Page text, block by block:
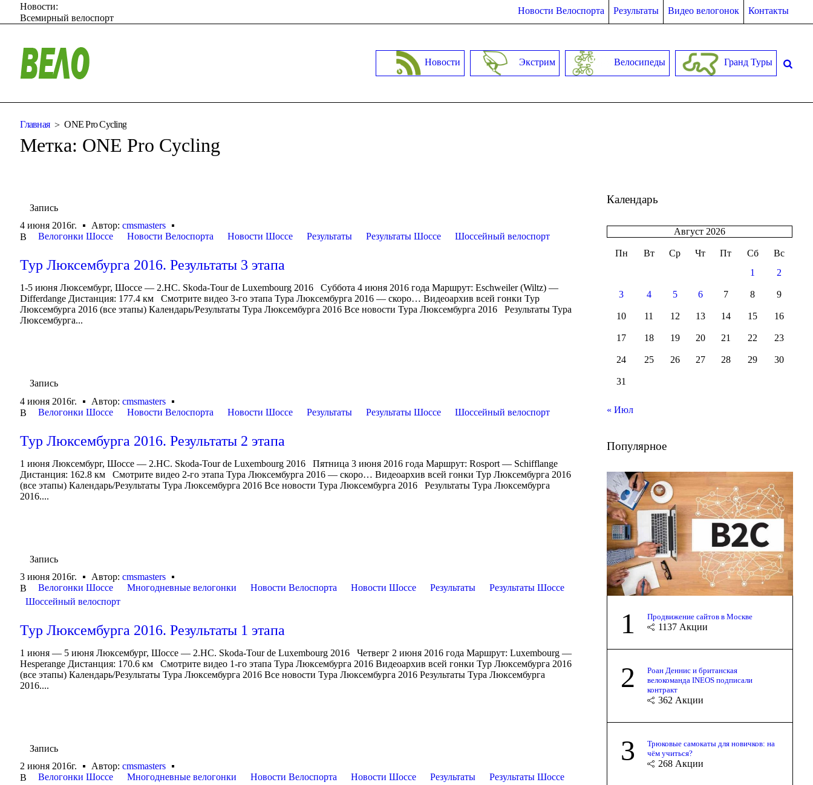
Новости Велоспорта Результаты Видео велогонок Контакты
Новости:
Всемирный велоспорт
Новости Экстрим Велосипеды Гранд Туры
Главная ONE Pro Cycling
Метка: ONE Pro Cycling
Запись
4 июня 2016г.
Автор:cmsmasters
В
Велогонки Шоссе Новости Велоспорта Новости Шоссе Результаты Результаты Шоссе Шоссейный велоспорт
Тур Люксембурга 2016. Результаты 3 этапа
1-5 июня Люксембург, Шоссе — 2.HC. Skoda-Tour de Luxembourg 2016 Суббота 4 июня 2016 года Маршрут: Eschweiler (Wiltz) —
Differdange Дистанция: 177.4 км Смотрите видео 3-го этапа Тура Люксембурга 2016 — скоро… Видеоархив всей гонки Тур
Люксембурга 2016 (все этапы) Календарь/Результаты Тура Люксембурга 2016 Все новости Тура Люксембурга 2016 Результаты Тура
Люксембурга...
Запись
4 июня 2016г.
Автор:cmsmasters
В
Велогонки Шоссе Новости Велоспорта Новости Шоссе Результаты Результаты Шоссе Шоссейный велоспорт
Тур Люксембурга 2016. Результаты 2 этапа
1 июня Люксембург, Шоссе — 2.HC. Skoda-Tour de Luxembourg 2016 Пятница 3 июня 2016 года Маршрут: Rosport — Schifflange
Дистанция: 162.8 км Смотрите видео 2-го этапа Тура Люксембурга 2016 — скоро… Видеоархив всей гонки Тур Люксембурга 2016
(все этапы) Календарь/Результаты Тура Люксембурга 2016 Все новости Тура Люксембурга 2016 Результаты Тура Люксембурга
2016....
Запись
3 июня 2016г.
Автор:cmsmasters
В
Велогонки Шоссе Многодневные велогонки Новости Велоспорта Новости Шоссе Результаты
Результаты Шоссе
Шоссейный велоспорт
Тур Люксембурга 2016. Результаты 1 этапа
1 июня — 5 июня Люксембург, Шоссе — 2.HC. Skoda-Tour de Luxembourg 2016 Четверг 2 июня 2016 года Маршрут: Luxembourg —
Hesperange Дистанция: 170.6 км Смотрите видео 1-го этапа Тура Люксембурга 2016 Видеоархив всей гонки Тур Люксембурга 2016
(все этапы) Календарь/Результаты Тура Люксембурга 2016 Все новости Тура Люксембурга 2016 Результаты Тура Люксембурга
2016....
Запись
2 июня 2016г.
Автор:cmsmasters
В
Велогонки Шоссе Многодневные велогонки Новости Велоспорта Новости Шоссе Результаты
Результаты Шоссе
Календарь
Август 2026
Пн Вт Ср Чт Пт Сб
Вс
1
2
3 4 5 6 7 8 9
10 11 12 13 14 15 16
17 18 19 20 21 22 23
24 25 26 27 28 29 30
31
« Июл
Популярное
1 Продвижение сайтов в Москве
1137 Акции
2
Роан Деннис и британская
велокоманда INEOS подписали
контракт
362 Акции
3
Трюковые самокаты для новичков: на
чём учиться?
268 Акции